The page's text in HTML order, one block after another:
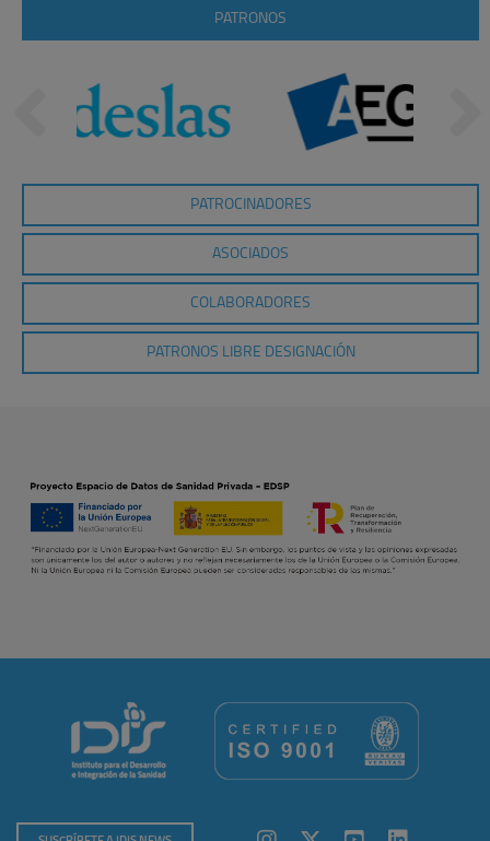
PATRONOS
PATROCINADORES
ASOCIADOS
COLABORADORES
PATRONOS LIBRE DESIGNACIÓN